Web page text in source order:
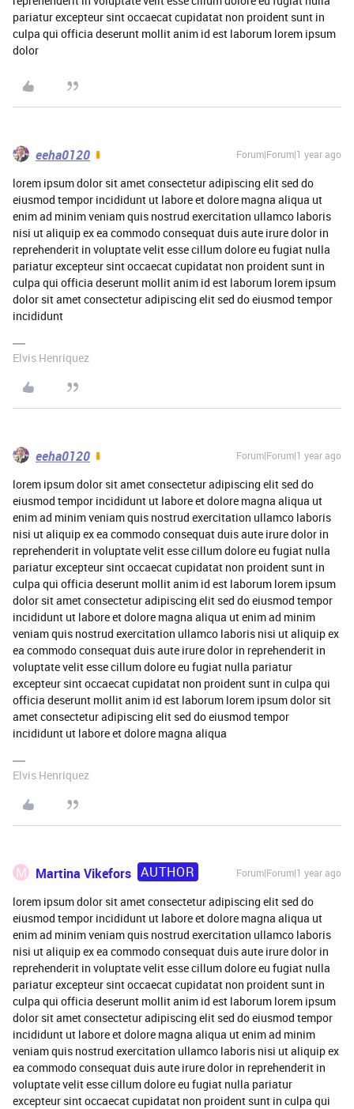
pariatur excepteur sint occaecat cupidatat non proident sunt in
culpa qui officia deserunt mollit anim id est laborum lorem ipsum
dolor
eeha0120 Forum|Forum|1 year ago
lorem ipsum dolor sit amet consectetur adipiscing elit sed do
eiusmod tempor incididunt ut labore et dolore magna aliqua ut
enim ad minim veniam quis nostrud exercitation ullamco laboris
nisi ut aliquip ex ea commodo consequat duis aute irure dolor in
reprehenderit in voluptate velit esse cillum dolore eu fugiat nulla
pariatur excepteur sint occaecat cupidatat non proident sunt in
culpa qui officia deserunt mollit anim id est laborum lorem ipsum
dolor sit amet consectetur adipiscing elit sed do eiusmod tempor
incididunt
Elvis Henriquez
eeha0120 Forum|Forum|1 year ago
lorem ipsum dolor sit amet consectetur adipiscing elit sed do
eiusmod tempor incididunt ut labore et dolore magna aliqua ut
enim ad minim veniam quis nostrud exercitation ullamco laboris
nisi ut aliquip ex ea commodo consequat duis aute irure dolor in
reprehenderit in voluptate velit esse cillum dolore eu fugiat nulla
pariatur excepteur sint occaecat cupidatat non proident sunt in
culpa qui officia deserunt mollit anim id est laborum lorem ipsum
dolor sit amet consectetur adipiscing elit sed do eiusmod tempor
incididunt ut labore et dolore magna aliqua ut enim ad minim
veniam quis nostrud exercitation ullamco laboris nisi ut aliquip ex
ea commodo consequat duis aute irure dolor in reprehenderit in
voluptate velit esse cillum dolore eu fugiat nulla pariatur
excepteur sint occaecat cupidatat non proident sunt in culpa qui
officia deserunt mollit anim id est laborum lorem ipsum dolor sit
amet consectetur adipiscing elit sed do eiusmod tempor
incididunt ut labore et dolore magna aliqua
Elvis Henriquez
M Martina Vikefors AUTHOR Forum|Forum|1 year ago
lorem ipsum dolor sit amet consectetur adipiscing elit sed do
eiusmod tempor incididunt ut labore et dolore magna aliqua ut
enim ad minim veniam quis nostrud exercitation ullamco laboris
nisi ut aliquip ex ea commodo consequat duis aute irure dolor in
reprehenderit in voluptate velit esse cillum dolore eu fugiat nulla
pariatur excepteur sint occaecat cupidatat non proident sunt in
culpa qui officia deserunt mollit anim id est laborum lorem ipsum
dolor sit amet consectetur adipiscing elit sed do eiusmod tempor
incididunt ut labore et dolore magna aliqua ut enim ad minim
veniam quis nostrud exercitation ullamco laboris nisi ut aliquip ex
ea commodo consequat duis aute irure dolor in reprehenderit in
voluptate velit esse cillum dolore eu fugiat nulla pariatur
excepteur sint occaecat cupidatat non proident sunt in culpa qui